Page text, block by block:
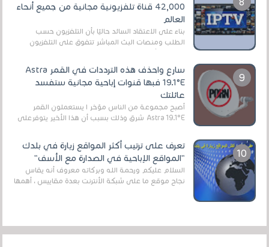
42,000 قناة تلفزيونية مجانية من جميع أنحاء
العالم
بناءً على الاعتقاد السائد حاليًا بأن التلفزيون حسب
الطلب ومنصات البث المباشر تتفوق على التلفزيون
الرقمي الأرضي التقليدي، يُعدّ IPTV-org خيار...
سارع واحذف هذه الترددات في القمر Astra
19.1°E فبها قنوات إباحية مجانية ستفسد
عائلتك
أصبح مجموعة من الناس مؤخر ا يستعملون القمر
Astra 19.1°E شرق وذلك بسبب أن هذا الأخير يتوفرعلى
تعرف على ترتيب أكثر المواقع زيارة في بلدك
"المواقع الإباحية في الصدارة مع الأسف"
السلام عليكم ورحمة الله وبركاته معروف أنه يقاس
نجاح موقع ما على شبكة الأنترنت بعدة مقاييس ، أهمها